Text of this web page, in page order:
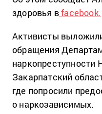
здоровья вfacebook.
Активисты
обращения
наркопреступности
Закарпатский
где попросили
о наркозависимых.